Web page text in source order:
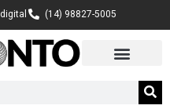
(14) 98827-5005